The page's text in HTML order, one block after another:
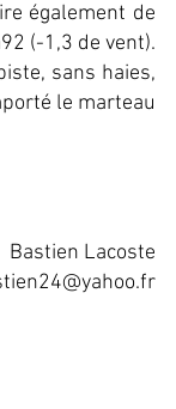
également de
(-1,3 de vent).
sans haies,
le marteau
Bastien Lacoste